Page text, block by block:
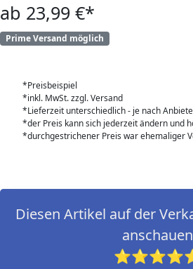
ab 23,99 €*
Prime Versand möglich
*Preisbeispiel
*inkl. MwSt. zzgl. Versand
*Lieferzeit unterschiedlich - je nach
*der Preis kann sich jederzeit ändern und
*durchgestrichener Preis war ehemaliger
Diesen Artikel auf der
anschauen